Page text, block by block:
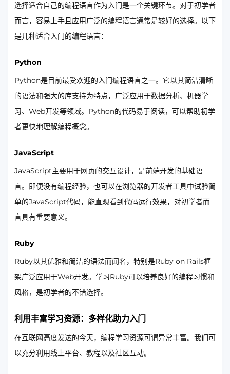
选择适合自己的编程语言作为入门是一个关键环节。对于初学者
而言，容易上手且应用广泛的编程语言通常是较好的选择。以下
是几种适合入门的编程语言：
Python
Python是目前最受欢迎的入门编程语言之一。它以其简洁清晰
的语法和强大的库支持为特点，广泛应用于数据分析、机器学
习、Web开发等领域。Python的代码易于阅读，可以帮助初学
者更快地理解编程概念。
JavaScript
JavaScript主要用于网页的交互设计，是前端开发的基础语
言。即便没有编程经验，也可以在浏览器的开发者工具中试验简
单的JavaScript代码，能直观看到代码运行效果，对初学者而
言具有重要意义。
Ruby
Ruby以其优雅和简洁的语法而闻名，特别是Ruby on Rails框
架广泛应用于Web开发。学习Ruby可以培养良好的编程习惯和
风格，是初学者的不错选择。
利用丰富学习资源：多样化助力入门
在互联网高度发达的今天，编程学习资源可谓异常丰富。我们可
以充分利用线上平台、教程以及社区互动。